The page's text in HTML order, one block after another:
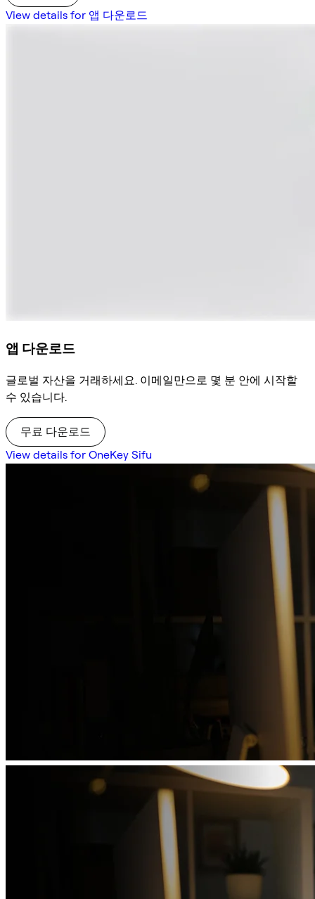
View details for 앱 다운로드
앱 다운로드
글로벌 자산을 거래하세요. 이메일만으로 몇 분 안에 시작할
수 있습니다.
무료 다운로드
View details for OneKey Sifu